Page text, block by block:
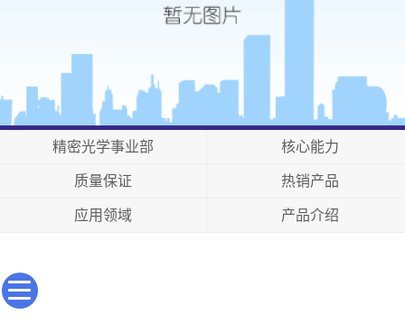
精密光学事业部 核心能力
质量保证 热销产品
应用领域 产品介绍